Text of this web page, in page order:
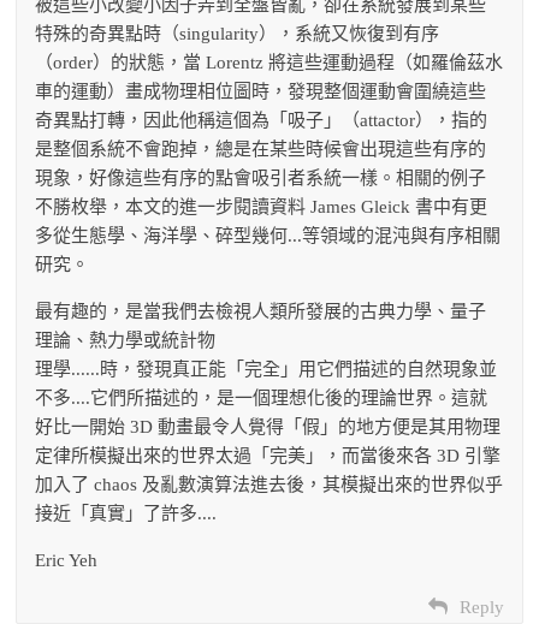
被這些小改變小因子弄到全盤皆亂，卻在系統發展到某些
特殊的奇異點時（singularity），系統又恢復到有序
（order）的狀態，當 Lorentz 將這些運動過程（如羅倫茲水
車的運動）畫成物理相位圖時，發現整個運動會圍繞這些
奇異點打轉，因此他稱這個為「吸子」（attactor），指的
是整個系統不會跑掉，總是在某些時候會出現這些有序的
現象，好像這些有序的點會吸引者系統一樣。相關的例子
不勝枚舉，本文的進一步閱讀資料 James Gleick 書中有更
多從生態學、海洋學、碎型幾何...等領域的混沌與有序相關
研究。
最有趣的，是當我們去檢視人類所發展的古典力學、量子
理論、熱力學或統計物
理學......時，發現真正能「完全」用它們描述的自然現象並
不多....它們所描述的，是一個理想化後的理論世界。這就
好比一開始 3D 動畫最令人覺得「假」的地方便是其用物理
定律所模擬出來的世界太過「完美」，而當後來各 3D 引擎
加入了 chaos 及亂數演算法進去後，其模擬出來的世界似乎
接近「真實」了許多....
Eric Yeh
Reply